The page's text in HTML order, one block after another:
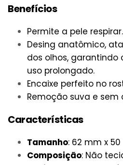
Benefícios
Permite a pele respirar.
Desing anatômico,
dos olhos,
uso prolongado.
Encaixe perfeito no
Remoção suva e sem
Características
Tamanho: 62 mm x
Composição: Não